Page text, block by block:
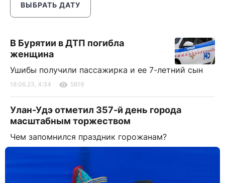
ВЫБРАТЬ ДАТУ
В Бурятии в ДТП погибла
женщина
Ушибы получили пассажирка и ее 7-летний сын
18.06.23, 4:34 5819
Улан-Удэ отметил 357-й день города
масштабным торжеством
Чем запомнился праздник горожанам?